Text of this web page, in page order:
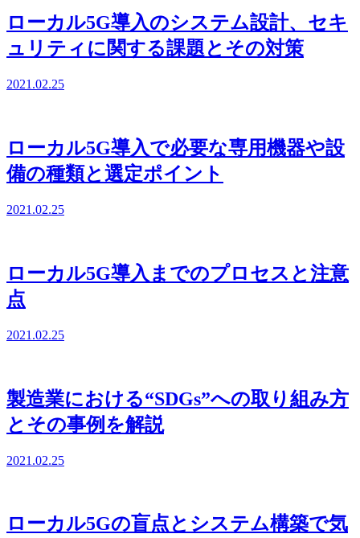
ローカル5G導入のシステム設計、セキ
ュリティに関する課題とその対策
2021.02.25
ローカル5G導入で必要な専用機器や設
備の種類と選定ポイント
2021.02.25
ローカル5G導入までのプロセスと注意
点
2021.02.25
製造業における“SDGs”への取り組み方
とその事例を解説
2021.02.25
ローカル5Gの盲点とシステム構築で気